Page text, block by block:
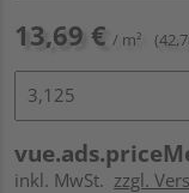
13,69 € / m²
inkl. MwSt. zzgl.